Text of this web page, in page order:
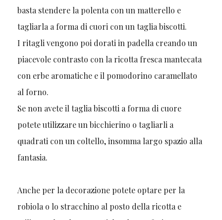
basta stendere la polenta con un matterello e
tagliarla a forma di cuori con un taglia biscotti.
I ritagli vengono poi dorati in padella creando un
piacevole contrasto con la ricotta fresca mantecata
con erbe aromatiche e il pomodorino caramellato
al forno.
Se non avete il taglia biscotti a forma di cuore
potete utilizzare un bicchierino o tagliarli a
quadrati con un coltello, insomma largo spazio alla
fantasia.
Anche per la decorazione potete optare per la
robiola o lo stracchino al posto della ricotta e